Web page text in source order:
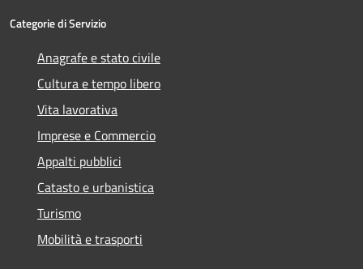
Categorie di Servizio
Anagrafe e stato civile
Cultura e tempo libero
Vita lavorativa
Imprese e Commercio
Appalti pubblici
Catasto e urbanistica
Turismo
Mobilità e trasporti